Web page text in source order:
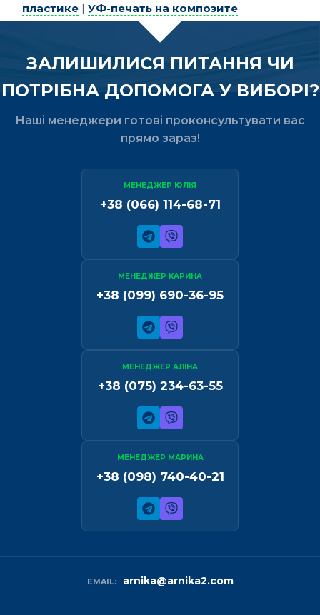
пластике | УФ-печать на композите
ЗАЛИШИЛИСЯ ПИТАННЯ ЧИ
ПОТРІБНА ДОПОМОГА У ВИБОРІ?
Наші менеджери готові проконсультувати вас
прямо зараз!
МЕНЕДЖЕР ЮЛІЯ
+38 (066) 114-68-71
МЕНЕДЖЕР КАРИНА
+38 (099) 690-36-95
МЕНЕДЖЕР АЛІНА
+38 (075) 234-63-55
МЕНЕДЖЕР МАРИНА
+38 (098) 740-40-21
EMAIL: arnika@arnika2.com